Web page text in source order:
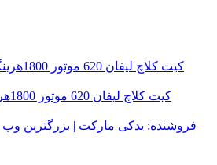
فروشنده: یدکی مارکت | بزرگترین